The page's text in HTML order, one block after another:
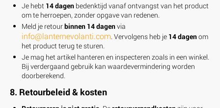
Je hebt 14 dagen bedenktijd vanaf ontvangst van het product
om te herroepen, zonder opgave van redenen.
Meld je retourbinnen 14 dagenvia
info@lanternevolanti.com. Vervolgens heb je 14 dagenom
het product terug te sturen.
Je mag het artikel hanteren en inspecteren zoals in een winkel.
Bij verdergaand gebruik kan waardevermindering worden
doorberekend.
8. Retourbeleid & kosten